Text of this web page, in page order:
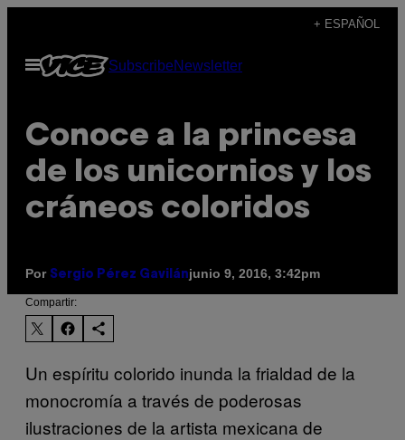
contenido
+ ESPAÑOL
Abrir
Menú
SubscribeNewsletter
Conoce a la princesa
de los unicornios y los
cráneos coloridos
Por Sergio Pérez Gavilánjunio 9, 2016, 3:42pm
Compartir:
Un espíritu colorido inunda la frialdad de la
monocromía a través de poderosas
ilustraciones de la artista mexicana de